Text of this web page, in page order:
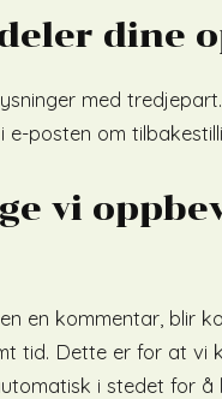
dine
med
e-posten om
vi
en kommentar, blir
tid. Dette er for at vi
i stedet for